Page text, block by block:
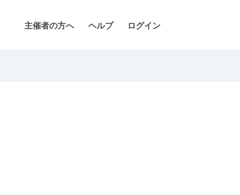
主催者の方へ ヘルプ ログイン